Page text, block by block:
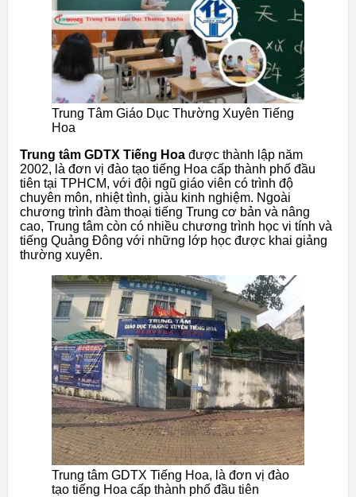
Trung Tâm Giáo Dục Thường Xuyên Tiếng
Hoa
Trung tâm GDTX Tiếng Hoa được thành lập năm
2002, là đơn vị đào tạo tiếng Hoa cấp thành phố đầu
tiên tại TPHCM, với đội ngũ giáo viên có trình độ
chuyên môn, nhiệt tình, giàu kinh nghiệm. Ngoài
chương trình đàm thoại tiếng Trung cơ bản và nâng
cao, Trung tâm còn có nhiều chương trình học vi tính và
tiếng Quảng Đông với những lớp học được khai giảng
thường xuyên.
Trung tâm GDTX Tiếng Hoa, là đơn vị đào
tạo tiếng Hoa cấp thành phố đầu tiên